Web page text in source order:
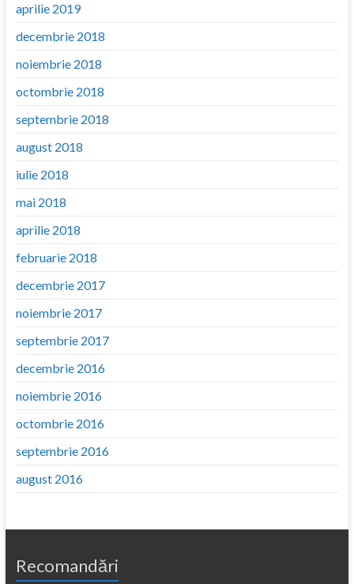
aprilie 2019
decembrie 2018
noiembrie 2018
octombrie 2018
septembrie 2018
august 2018
iulie 2018
mai 2018
aprilie 2018
februarie 2018
decembrie 2017
noiembrie 2017
septembrie 2017
decembrie 2016
noiembrie 2016
octombrie 2016
septembrie 2016
august 2016
Recomandări